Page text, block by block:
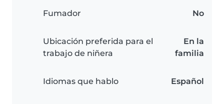
Fumador No
Ubicación preferida para el
trabajo de niñera
En la
familia
Idiomas que hablo Español